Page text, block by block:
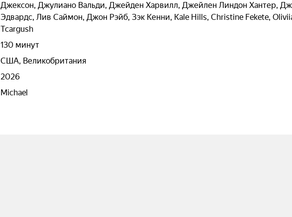
Джексон, Джулиано Вальди, Джейден Харвилл, Джейлен Линдон Хантер,
Эдвардс, Лив Саймон, Джон Рэйб, Зэк Кенни, Kale Hills, Christine Fekete,
Tcargush
130 минут
США, Великобритания
2026
Michael